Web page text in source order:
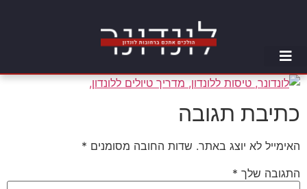
כתיבת תגובה
האימייל לא יוצג באתר. שדות החובה מסומנים *
התגובה שלך *